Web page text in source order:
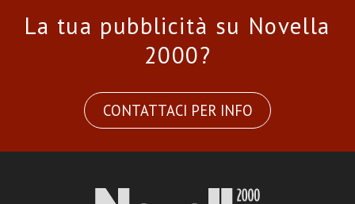
La tua pubblicità su Novella
2000?
CONTATTACI PER INFO